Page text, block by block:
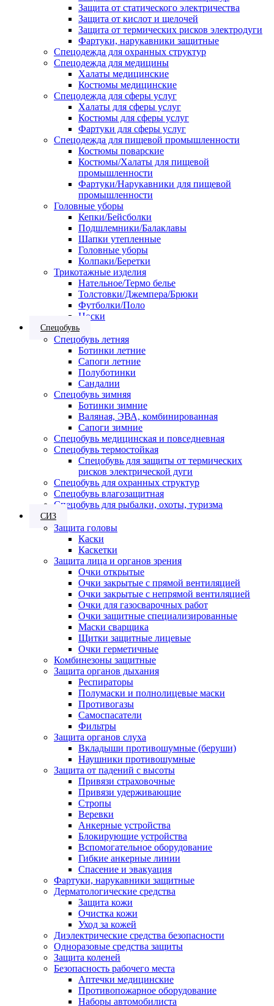
Защита от статического электричества
Защита от кислот и щелочей
Защита от термических рисков электродуги
Фартуки, нарукавники защитные
Спецодежда для охранных структур
Спецодежда для медицины
Халаты медицинские
Костюмы медицинские
Спецодежда для сферы услуг
Халаты для сферы услуг
Костюмы для сферы услуг
Фартуки для сферы услуг
Спецодежда для пищевой промышленности
Костюмы поварские
Костюмы/Халаты для пищевой
промышленности
Фартуки/Нарукавники для пищевой
промышленности
Головные уборы
Кепки/Бейсболки
Подшлемники/Балаклавы
Шапки утепленные
Головные уборы
Колпаки/Беретки
Трикотажные изделия
Нательное/Термо белье
Толстовки/Джемпера/Брюки
Футболки/Поло
Носки
Спецобувь
Спецобувь летняя
Ботинки летние
Сапоги летние
Полуботинки
Сандалии
Спецобувь зимняя
Ботинки зимние
Валяная, ЭВА, комбинированная
Сапоги зимние
Спецобувь медицинская и повседневная
Спецобувь термостойкая
Спецобувь для защиты от термических
рисков электрической дуги
Спецобувь для охранных структур
Спецобувь влагозащитная
Спецобувь для рыбалки, охоты, туризма
СИЗ
Защита головы
Каски
Каскетки
Защита лица и органов зрения
Очки открытые
Очки закрытые с прямой вентиляцией
Очки закрытые с непрямой вентиляцией
Очки для газосварочных работ
Очки защитные специализированные
Маски сварщика
Щитки защитные лицевые
Очки герметичные
Комбинезоны защитные
Защита органов дыхания
Респираторы
Полумаски и полнолицевые маски
Противогазы
Самоспасатели
Фильтры
Защита органов слуха
Вкладыши противошумные (беруши)
Наушники противошумные
Защита от падений с высоты
Привязи страховочные
Привязи удерживающие
Стропы
Веревки
Анкерные устройства
Блокирующие устройства
Вспомогательное оборудование
Гибкие анкерные линии
Спасение и эвакуация
Фартуки, нарукавники защитные
Дерматологические средства
Защита кожи
Очистка кожи
Уход за кожей
Диэлектрические средства безопасности
Одноразовые средства защиты
Защита коленей
Безопасность рабочего места
Аптечки медицинские
Противопожарное оборудование
Наборы автомобилиста